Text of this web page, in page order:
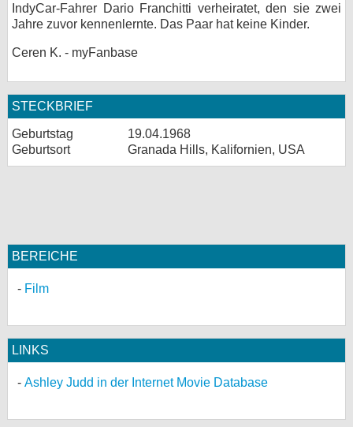
IndyCar-Fahrer Dario Franchitti verheiratet, den sie zwei
Jahre zuvor kennenlernte. Das Paar hat keine Kinder.
Ceren K. - myFanbase
STECKBRIEF
Geburtstag
19.04.1968
Geburtsort
Granada Hills, Kalifornien, USA
BEREICHE
Film
LINKS
Ashley Judd in der Internet Movie Database